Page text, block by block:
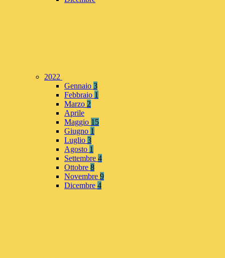
2022
Gennaio 3
Febbraio 1
Marzo 2
Aprile
Maggio 15
Giugno 1
Luglio 3
Agosto 1
Settembre 4
Ottobre 8
Novembre 9
Dicembre 4